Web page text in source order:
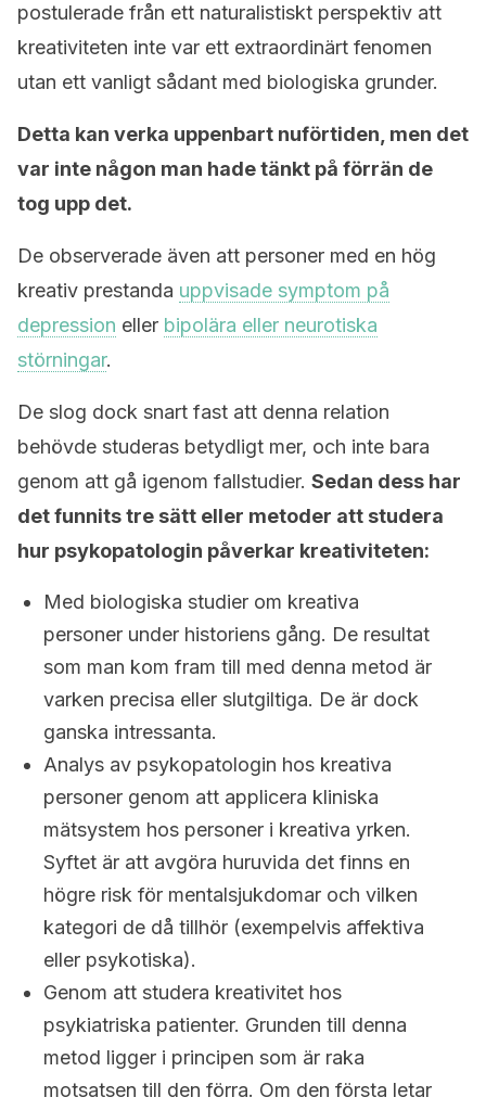
postulerade från ett naturalistiskt perspektiv att
kreativiteten inte var ett extraordinärt fenomen
utan ett vanligt sådant med biologiska grunder.
Detta kan verka uppenbart nuförtiden, men det
var inte någon man hade tänkt på förrän de
tog upp det.
De observerade även att personer med en hög
kreativ prestanda uppvisade symptom på
depression eller bipolära eller neurotiska
störningar.
De slog dock snart fast att denna relation
behövde studeras betydligt mer, och inte bara
genom att gå igenom fallstudier. Sedan dess har
det funnits tre sätt eller metoder att studera
hur psykopatologin påverkar kreativiteten:
Med biologiska studier om kreativa
personer under historiens gång. De resultat
som man kom fram till med denna metod är
varken precisa eller slutgiltiga. De är dock
ganska intressanta.
Analys av psykopatologin hos kreativa
personer genom att applicera kliniska
mätsystem hos personer i kreativa yrken.
Syftet är att avgöra huruvida det finns en
högre risk för mentalsjukdomar och vilken
kategori de då tillhör (exempelvis affektiva
eller psykotiska).
Genom att studera kreativitet hos
psykiatriska patienter. Grunden till denna
metod ligger i principen som är raka
motsatsen till den förra. Om den första letar